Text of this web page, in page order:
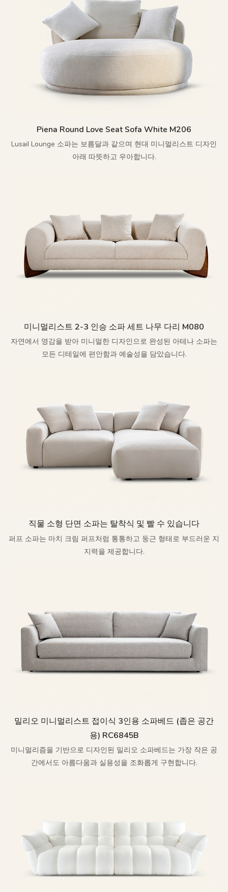
Piena Round Love Seat Sofa White M206
Lusail Lounge 소파는 보름달과 같으며 현대 미니멀리스트 디자인
아래 따뜻하고 우아합니다.
미니멀리스트 2-3 인승 소파 세트 나무 다리 M080
자연에서 영감을 받아 미니멀한 디자인으로 완성된 아테나 소파는
모든 디테일에 편안함과 예술성을 담았습니다.
직물 소형 단면 소파는 탈착식 및 빨 수 있습니다
퍼프 소파는 마치 크림 퍼프처럼 통통하고 둥근 형태로 부드러운 지
지력을 제공합니다.
밀리오 미니멀리스트 접이식 3인용 소파베드 (좁은 공간
용) RC6845B
미니멀리즘을 기반으로 디자인된 밀리오 소파베드는 가장 작은 공
간에서도 아름다움과 실용성을 조화롭게 구현합니다.